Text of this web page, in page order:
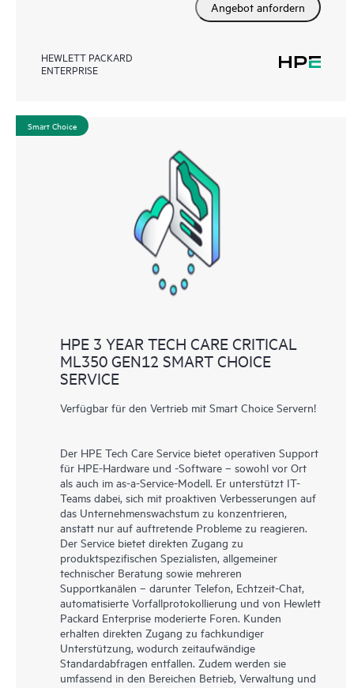
Angebot anfordern
HEWLETT PACKARD
ENTERPRISE
Smart Choice
HPE 3 YEAR TECH CARE CRITICAL
ML350 GEN12 SMART CHOICE
SERVICE
Verfügbar für den Vertrieb mit Smart Choice Servern!
Der HPE Tech Care Service bietet operativen Support
für HPE-Hardware und -Software – sowohl vor Ort
als auch im as-a-Service-Modell. Er unterstützt IT-
Teams dabei, sich mit proaktiven Verbesserungen auf
das Unternehmenswachstum zu konzentrieren,
anstatt nur auf auftretende Probleme zu reagieren.
Der Service bietet direkten Zugang zu
produktspezifischen Spezialisten, allgemeiner
technischer Beratung sowie mehreren
Supportkanälen – darunter Telefon, Echtzeit-Chat,
automatisierte Vorfallprotokollierung und von Hewlett
Packard Enterprise moderierte Foren. Kunden
erhalten direkten Zugang zu fachkundiger
Unterstützung, wodurch zeitaufwändige
Standardabfragen entfallen. Zudem werden sie
umfassend in den Bereichen Betrieb, Verwaltung und